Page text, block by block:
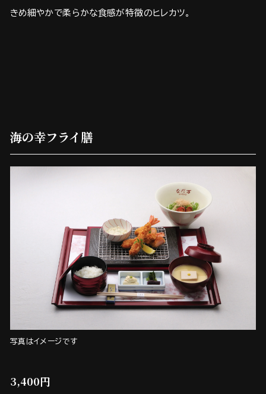
きめ細やかで柔らかな食感が特徴のヒレカツ。
海の幸フライ膳
写真はイメージです
3,400円